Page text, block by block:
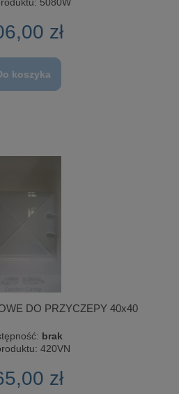
zł
koszyka
DO PRZYCZEPY 40x40
brak
420VN
zł